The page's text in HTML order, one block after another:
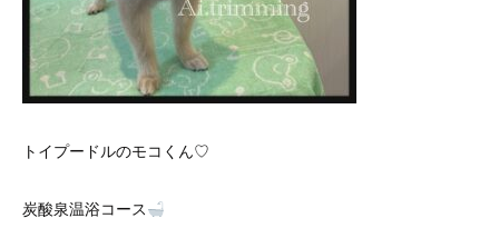
トイプードルのモコくん♡
炭酸泉温浴コース